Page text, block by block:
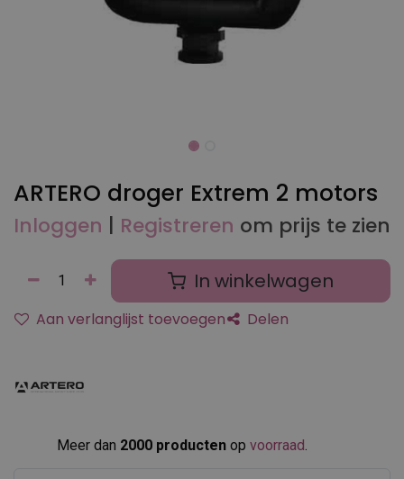
ARTERO droger Extrem 2 motors
Inloggen | Registreren om prijs te zien
In winkelwagen
Aan verlanglijst toevoegen Delen
Meer dan 2000 producten op voorraad